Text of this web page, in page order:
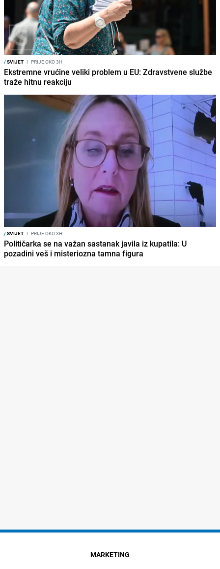
/SVIJET I PRIJE OKO 3H
Ekstremne vrućine veliki problem u EU: Zdravstvene službe
traže hitnu reakciju
/SVIJET I PRIJE OKO 3H
Političarka se na važan sastanak javila iz kupatila: U
pozadini veš i misteriozna tamna figura
MARKETING